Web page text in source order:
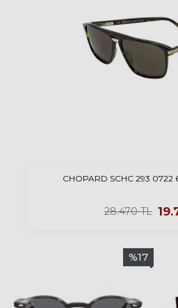
CHOPARD SCHC 293 0722
28.470TL
%17